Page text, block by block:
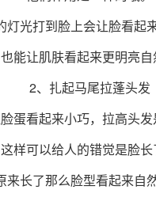
灯光打到脸上会让脸看起
也能让肌肤看起来更明亮自
2、扎起马尾拉蓬头发
蛋看起来小巧，拉高头发
这样可以给人的错觉是脸长
来长了那么脸型看起来自